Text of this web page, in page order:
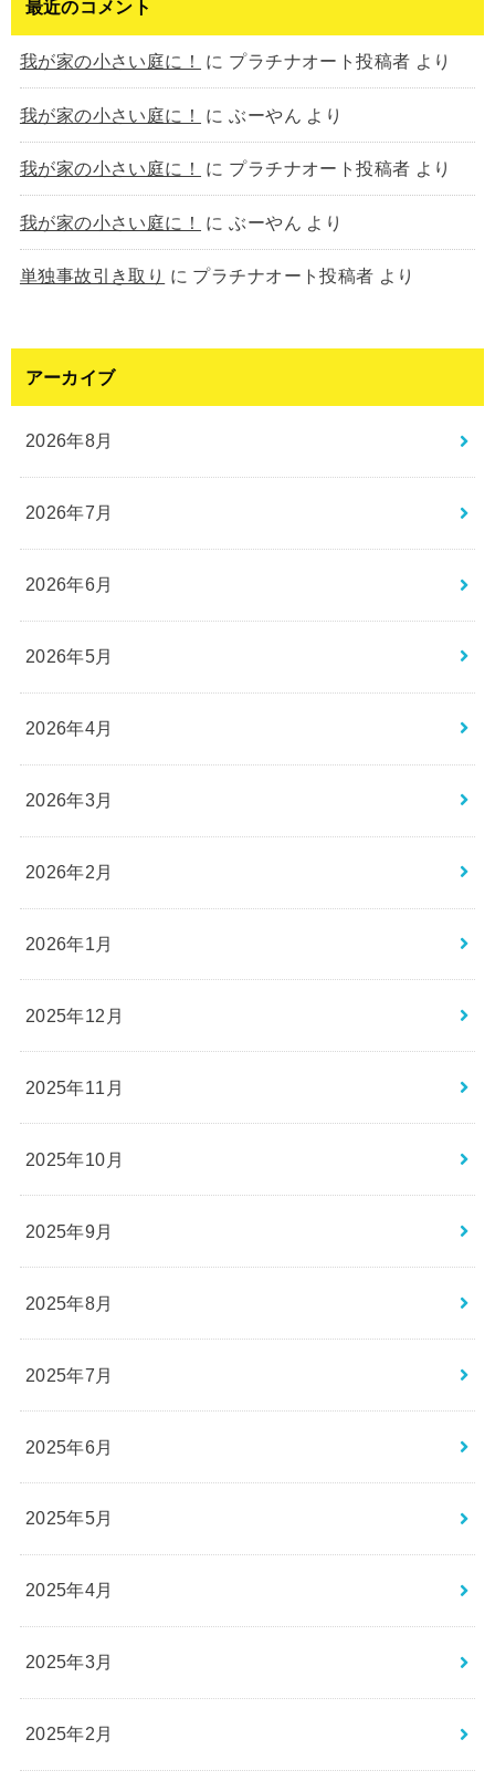
最近のコメント
我が家の小さい庭に！ に プラチナオート投稿者 より
我が家の小さい庭に！ にぶーやん より
我が家の小さい庭に！ に プラチナオート投稿者 より
我が家の小さい庭に！ にぶーやん より
単独事故引き取り に プラチナオート投稿者 より
アーカイブ
2026年8月
2026年7月
2026年6月
2026年5月
2026年4月
2026年3月
2026年2月
2026年1月
2025年12月
2025年11月
2025年10月
2025年9月
2025年8月
2025年7月
2025年6月
2025年5月
2025年4月
2025年3月
2025年2月